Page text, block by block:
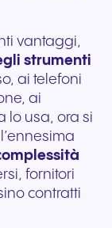
vantaggi,
strumenti
ai telefoni
ai
lo usa, ora si
fornitori
contratti